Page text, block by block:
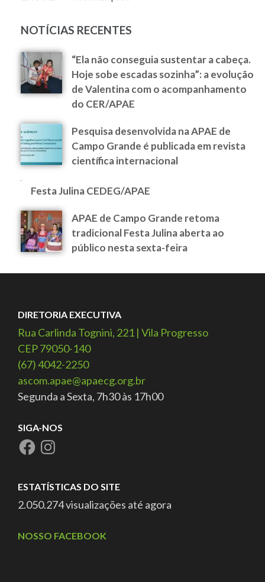
NOTÍCIAS RECENTES
“Ela não conseguia sustentar a cabeça.
Hoje sobe escadas sozinha”: a evolução
de Valentina com o acompanhamento
do CER/APAE
Pesquisa desenvolvida na APAE de
Campo Grande é publicada em revista
científica internacional
Festa Julina CEDEG/APAE
APAE de Campo Grande retoma
tradicional Festa Julina aberta ao
público nesta sexta-feira
DIRETORIA EXECUTIVA
Rua Carlinda Tognini, 221 | Vila Progresso
CEP 79050-140
(67) 4042-2250
ascom.apae@apaecg.org.br
Segunda a Sexta, 7h30 às 17h00
SIGA-NOS
ESTATÍSTICAS DO SITE
2.050.274 visualizações até agora
NOSSO FACEBOOK